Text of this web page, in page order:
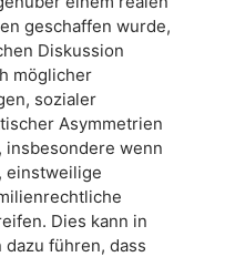
geschaffen wurde,
Diskussion
möglicher
sozialer
Asymmetrien
insbesondere wenn
einstweilige
Dies kann in
führen, dass